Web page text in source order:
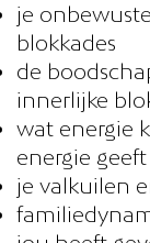
je
blokkades
de
innerlijke
wat energie
energie geeft
je valkuilen